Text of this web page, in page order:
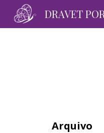
DRAVET
Arquivo